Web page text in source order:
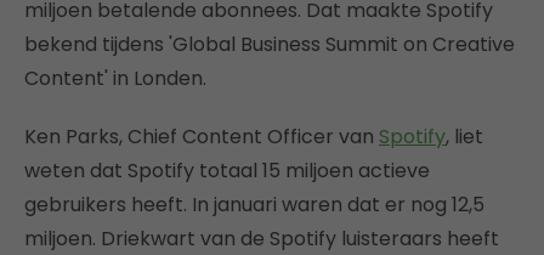
miljoen betalende abonnees. Dat maakte Spotify
bekend tijdens 'Global Business Summit on Creative
Content' in Londen.
Ken Parks, Chief Content Officer van Spotify, liet
weten dat Spotify totaal 15 miljoen actieve
gebruikers heeft. In januari waren dat er nog 12,5
miljoen. Driekwart van de Spotify luisteraars heeft